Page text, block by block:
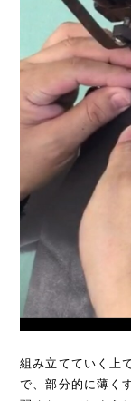
組み立てていく上
で、部分的に薄く